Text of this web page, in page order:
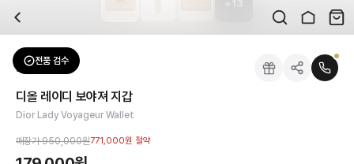
배송은 얼마나 걸리나요?
검수는 어떻게 진행되나요? 검수 사진을 받을 수 있나요?
전문 스태프가 실물 상품을 직접 확인한 후 검수 사진을 제공합니다. 가죽 재질,
교환이나 반품이 가능한가요?
수령 후 7일 이내 신청하시면 상품 하자, 사이즈 불일치, 고객 변심 모두 교환·반
쿠폰과 적립금을 함께 사용할 수 있나요?
네, 쿠폰과 적립금을 결제 시 함께 사용하실 수 있습니다. 적립금은 1,000원 이상
브랜드:
성별:여성
색상:베이지
가격:179,000원
디올의 시대를 초월한 우아함이 깃든 레이디 보야져 지갑을 만나보세요. 따뜻하
디올 레이디 보야져 지갑
13
전품 검수
Dior 지갑
디올 레이디 보야져 지갑
Dior Lady Voyageur Wallet
매장가950,000원771,000원 절약